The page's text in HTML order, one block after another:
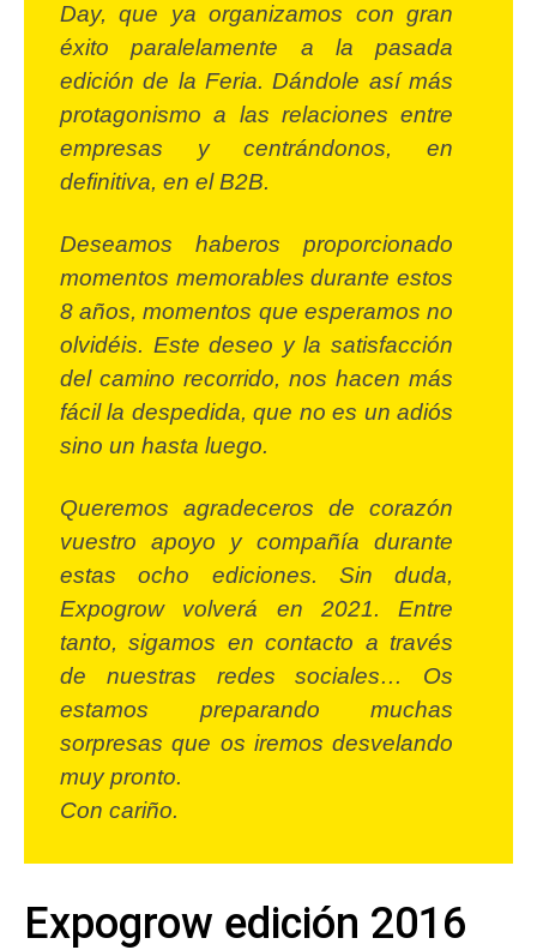
Day, que ya organizamos con gran
éxito paralelamente a la pasada
edición de la Feria. Dándole así más
protagonismo a las relaciones entre
empresas y centrándonos, en
definitiva, en el B2B.
Deseamos haberos proporcionado
momentos memorables durante estos
8 años, momentos que esperamos no
olvidéis. Este deseo y la satisfacción
del camino recorrido, nos hacen más
fácil la despedida, que no es un adiós
sino un hasta luego.
Queremos agradeceros de corazón
vuestro apoyo y compañía durante
estas ocho ediciones. Sin duda,
Expogrow volverá en 2021. Entre
tanto, sigamos en contacto a través
de nuestras redes sociales… Os
estamos preparando muchas
sorpresas que os iremos desvelando
muy pronto.
Con cariño.
Expogrow edición 2016